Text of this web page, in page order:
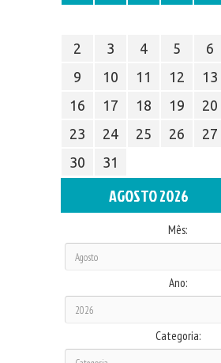
2
3 4 5 6
9
10 11 12 13
16
17 18 19 20
23
24 25 26 27
30
31
AGOSTO 2026
Mês:
Ano:
Categoria: